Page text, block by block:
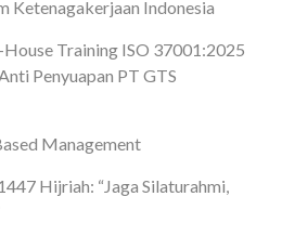
Ketenagakerjaan Indonesia
Training ISO 37001:2025
Penyuapan PT GTS
Management
Hijriah: “Jaga Silaturahmi,